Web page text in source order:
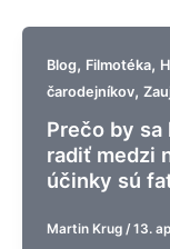
Blog, Filmotéka,
čarodejníkov,
Prečo by sa
radiť medzi
účinky sú
Martin Krug / 13.